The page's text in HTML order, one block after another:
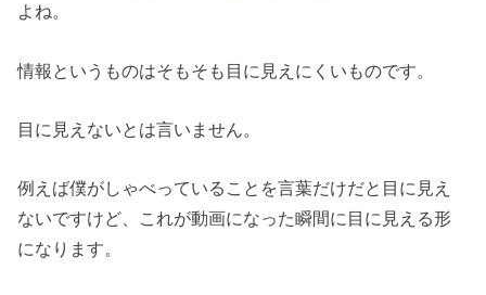
よね。
情報というものはそもそも目に見えにくいものです。
目に見えないとは言いません。
例えば僕がしゃべっていることを言葉だけだと目に見え
ないですけど、これが動画になった瞬間に目に見える形
になります。